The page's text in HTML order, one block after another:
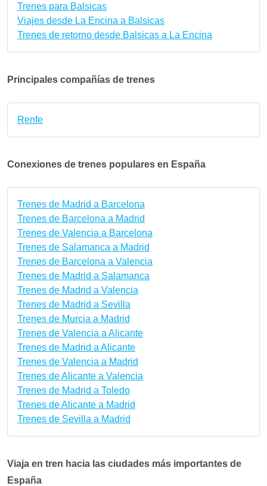
Trenes para Balsicas
Viajes desde La Encina a Balsicas
Trenes de retorno desde Balsicas a La Encina
Principales compañías de trenes
Renfe
Conexiones de trenes populares en España
Trenes de Madrid a Barcelona
Trenes de Barcelona a Madrid
Trenes de Valencia a Barcelona
Trenes de Salamanca a Madrid
Trenes de Barcelona a Valencia
Trenes de Madrid a Salamanca
Trenes de Madrid a Valencia
Trenes de Madrid a Sevilla
Trenes de Murcia a Madrid
Trenes de Valencia a Alicante
Trenes de Madrid a Alicante
Trenes de Valencia a Madrid
Trenes de Alicante a Valencia
Trenes de Madrid a Toledo
Trenes de Alicante a Madrid
Trenes de Sevilla a Madrid
Viaja en tren hacia las ciudades más importantes de
España